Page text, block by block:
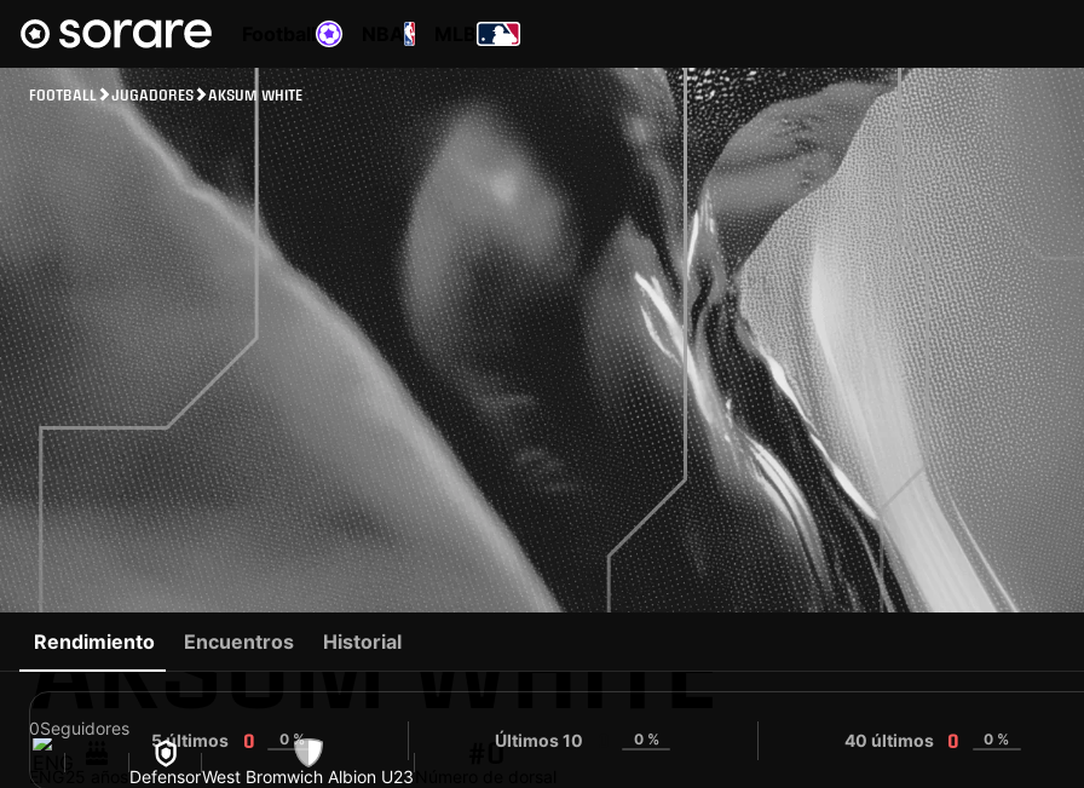
FOOTBALL JUGADORES AKSUM WHITE
AKSUM WHITE
0Seguidores
ENG DefensorWest Bromwich Albion U23
#0
Rendimiento Encuentros Historial
5 últimos 0 0 % Últimos 10 0 % 40 últimos 0 0 %